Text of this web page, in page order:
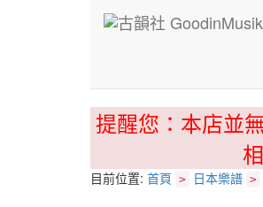
提醒您：本店並
目前位置: 首頁 > 日本樂譜 >